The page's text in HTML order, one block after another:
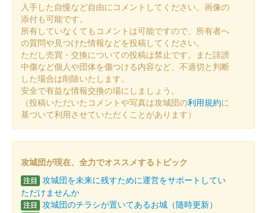
沼田城跡 御城印 冬至
販売終了
沼田城址 御城印 十三夜
販売終了
沼田城跡 御城印 七五三
販売終了
入手した自慢など自由にコメントしてください。画像の
添付も可能です。
所有していなくてもコメントは可能ですので、所有者へ
の質問や見つけた情報などを投稿してください。
ただし売買・交換についての投稿は禁止です。また誹謗
中傷など個人や団体を傷つける内容など、不適切と判断
した場合は削除いたします。
安全で有益な情報交換の場にしましょう。
（投稿いただいたコメントや写真は攻城団の利用規約に
基づいて利用させていただくことがあります）
攻城団が現在、全力でオススメするトピック
注目 攻城団を未来に残すために運営をサポートしてい
ただけませんか
注目 攻城団のチラシが置いてあるお城（随時更新）